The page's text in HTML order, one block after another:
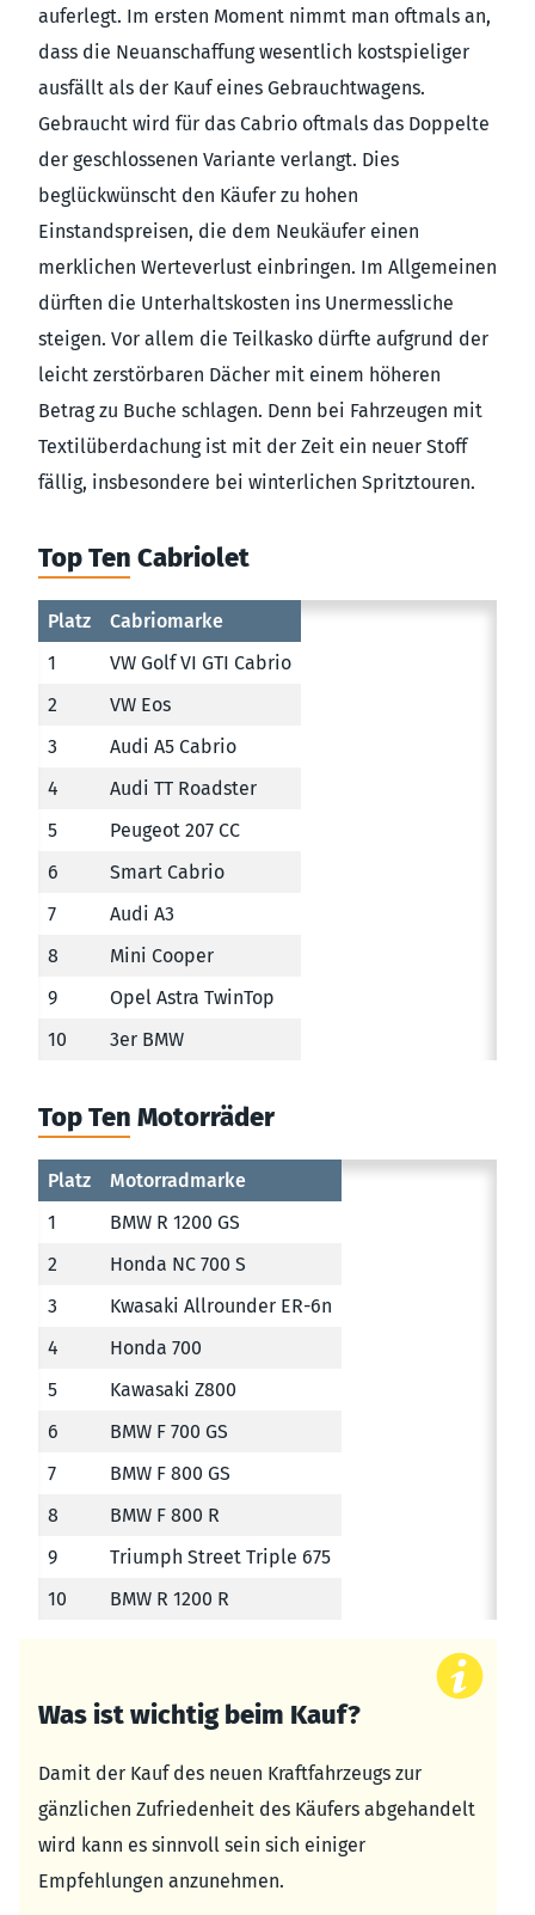
auferlegt. Im ersten Moment nimmt man oftmals an,
dass die Neuanschaffung wesentlich kostspieliger
ausfällt als der Kauf eines Gebrauchtwagens.
Gebraucht wird für das Cabrio oftmals das Doppelte
der geschlossenen Variante verlangt. Dies
beglückwünscht den Käufer zu hohen
Einstandspreisen, die dem Neukäufer einen
merklichen Werteverlust einbringen. Im Allgemeinen
dürften die Unterhaltskosten ins Unermessliche
steigen. Vor allem die Teilkasko dürfte aufgrund der
leicht zerstörbaren Dächer mit einem höheren
Betrag zu Buche schlagen. Denn bei Fahrzeugen mit
Textilüberdachung ist mit der Zeit ein neuer Stoff
fällig, insbesondere bei winterlichen Spritztouren.
Top Ten Cabriolet
Platz
Cabriomarke
1
VW Golf VI GTI Cabrio
2
VW Eos
3
Audi A5 Cabrio
4
Audi TT Roadster
5
Peugeot 207 CC
6
Smart Cabrio
7
Audi A3
8
Mini Cooper
9
Opel Astra TwinTop
10
3er BMW
Top Ten Motorräder
Platz
Motorradmarke
1
BMW R 1200 GS
2
Honda NC 700 S
3
Kwasaki Allrounder ER-6n
4
Honda 700
5
Kawasaki Z800
6
BMW F 700 GS
7
BMW F 800 GS
8
BMW F 800 R
9
Triumph Street Triple 675
10
BMW R 1200 R
Was ist wichtig beim Kauf?
Damit der Kauf des neuen Kraftfahrzeugs zur
gänzlichen Zufriedenheit des Käufers abgehandelt
wird kann es sinnvoll sein sich einiger
Empfehlungen anzunehmen.